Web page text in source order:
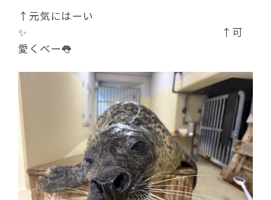
↑元気にはーい
✨️ ↑ 可
愛くべー👅